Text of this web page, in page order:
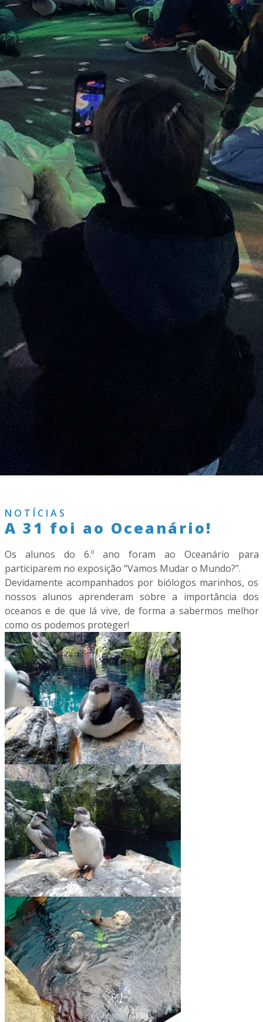
NOTÍCIAS
A 31 foi ao Oceanário!
Os alunos do 6.º ano foram ao Oceanário para
participarem no exposição “Vamos Mudar o Mundo?”.
Devidamente acompanhados por biólogos marinhos, os
nossos alunos aprenderam sobre a importância dos
oceanos e de que lá vive, de forma a sabermos melhor
como os podemos proteger!